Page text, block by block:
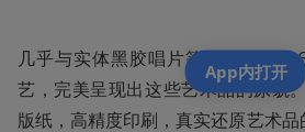
几乎与实体黑胶唱片等身大小的
艺，完美呈现出这些艺术品的原貌
版纸，高精度印刷，真实还原艺术
App内打开